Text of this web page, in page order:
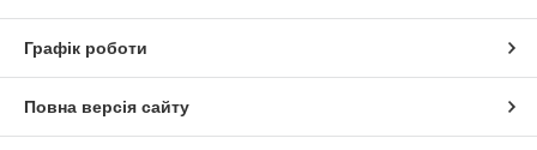
Графік роботи
Повна версія сайту